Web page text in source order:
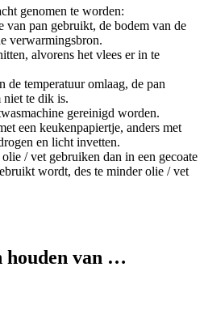
genomen te worden:
van pan gebruikt, de bodem van de
verwarmingsbron.
alvorens het vlees er in te
de temperatuur omlaag, de pan
niet te dik is.
gereinigd worden.
een keukenpapiertje, anders met
en licht invetten.
/ vet gebruiken dan in een gecoate
wordt, des te minder olie / vet
houden van …